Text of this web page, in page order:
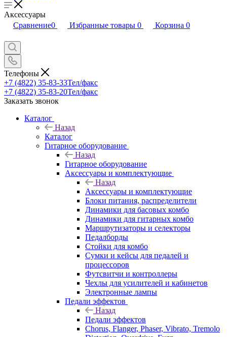
Аксессуары
Сравнение0 Избранные товары 0 Корзина 0
Телефоны
+7 (4822) 35-83-33Тел/факс
+7 (4822) 35-83-20Тел/факс
Заказать звонок
Каталог
Назад
Каталог
Гитарное оборудование
Назад
Гитарное оборудование
Аксессуары и комплектующие
Назад
Аксессуары и комплектующие
Блоки питания, распределители
Динамики для басовых комбо
Динамики для гитарных комбо
Маршрутизаторы и селекторы
Педалборды
Стойки для комбо
Сумки и кейсы для педалей и
процессоров
Футсвитчи и контроллеры
Чехлы для усилителей и кабинетов
Электронные лампы
Педали эффектов
Назад
Педали эффектов
Chorus, Flanger, Phaser, Vibrato, Tremolo